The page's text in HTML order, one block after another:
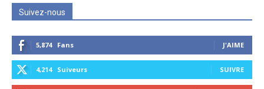
Suivez-nous
5,874 Fans J'AIME
4,214 Suiveurs SUIVRE